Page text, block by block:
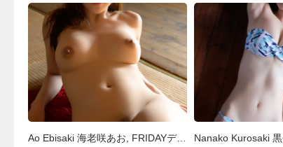
Ao Ebisaki 海老咲あお, FRIDAYデジタル写真集 『もぎたてＧカップ vol.2』 Set.01